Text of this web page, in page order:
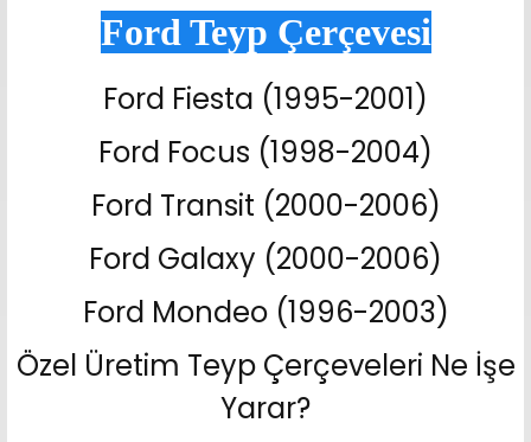
Ford Teyp Çerçevesi
Ford Fiesta (1995-2001)
Ford Focus (1998-2004)
Ford Transit (2000-2006)
Ford Galaxy (2000-2006)
Ford Mondeo (1996-2003)
Özel Üretim Teyp Çerçeveleri Ne İşe
Yarar?